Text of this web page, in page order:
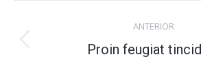
Navegación
entre
ANTERIOR
Proyecto
Proin feugiat